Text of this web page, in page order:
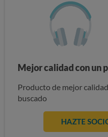
Mejor calidad con un
Producto de mejor
buscado
HAZTE